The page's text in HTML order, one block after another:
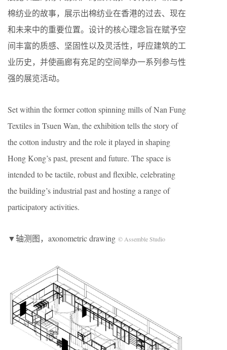
棉纺业的故事，展示出棉纺业在香港的过去、现在
和未来中的重要位置。设计的核心理念旨在赋予空
间丰富的质感、坚固性以及灵活性，呼应建筑的工
业历史，并使画廊有充足的空间举办一系列参与性
强的展览活动。
Set within the former cotton spinning mills of Nan Fung
Textiles in Tsuen Wan, the exhibition tells the story of
the cotton industry and the role it played in shaping
Hong Kong’s past, present and future. The space is
intended to be tactile, robust and flexible, celebrating
the building’s industrial past and hosting a range of
participatory activities.
▼轴测图，axonometric drawing © Assemble Studio